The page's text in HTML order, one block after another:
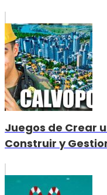
Juegos de Crear
Construir y